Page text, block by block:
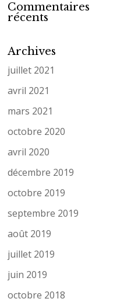
Commentaires
récents
Archives
juillet 2021
avril 2021
mars 2021
octobre 2020
avril 2020
décembre 2019
octobre 2019
septembre 2019
août 2019
juillet 2019
juin 2019
octobre 2018